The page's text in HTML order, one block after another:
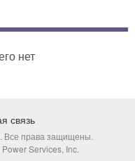
нет
связь
Все права защищены.
Services, Inc.